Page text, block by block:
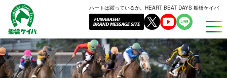
船
橋
ハートは躍っているか。HEART BEAT DAYS 船橋ケイバ